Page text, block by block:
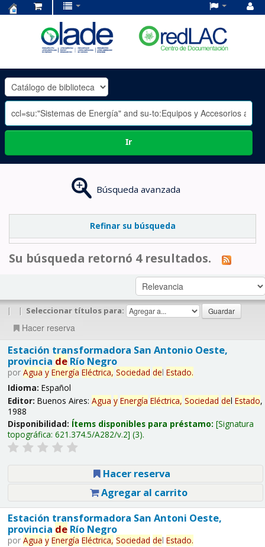
OLADE
-
Ir
Búsqueda avanzada
Refinar su búsqueda
Su búsqueda retornó 4 resultados.
| | Seleccionar títulos para:
Hacer reserva
Estación transformadora San Antonio Oeste,
provincia deRío Negro
por Agua y Energía Eléctrica, Sociedad del Estado.
Idioma: Español
Editor: Buenos Aires: Agua y Energía Eléctrica, Sociedad del Estado,
1988
Disponibilidad: Ítems disponibles para préstamo: Signatura
topográfica: 621.374.5/A282/v.2 (3).
Hacer reserva
Agregar al carrito
Estación transformadora San Antoni Oeste,
provincia deRío Negro
por Agua y Energía Eléctrica, Sociedad del Estado.